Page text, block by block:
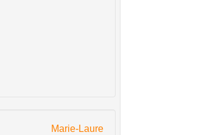
Marie-Laure